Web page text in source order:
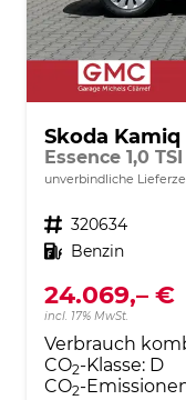
Skoda Kamiq
Essence 1,0
unverbindliche
Fahrzeugnr. 320634
Kraftstoff Benzin
24.069,– €
incl. 17% MwSt.
Verbrauch
CO2-Klasse: D
CO2-